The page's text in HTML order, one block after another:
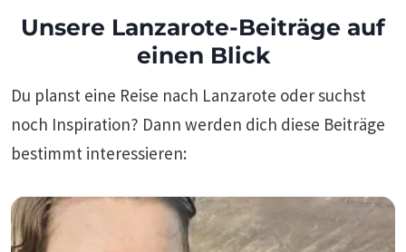
Unsere Lanzarote-Beiträge auf
einen Blick
Du planst eine Reise nach Lanzarote oder suchst
noch Inspiration? Dann werden dich diese Beiträge
bestimmt interessieren: